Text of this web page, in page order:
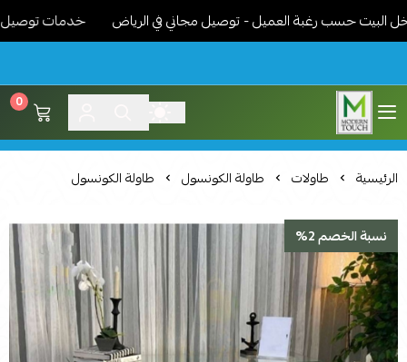
حسب رغبة العميل - توصيل مجاني في الرياض خدمات توصيل
اثاث مودرن لمسة عصرية
0
الرئيسية طاولات طاولة الكونسول طاولة الكونسول
نسبة الخصم 2%